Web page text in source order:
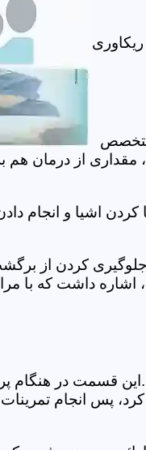
متخصص
مقداری از درمان
اشیا و انجام
جلوگیری کردن از
داشت که با
قسمت در هنگام
پس انجام